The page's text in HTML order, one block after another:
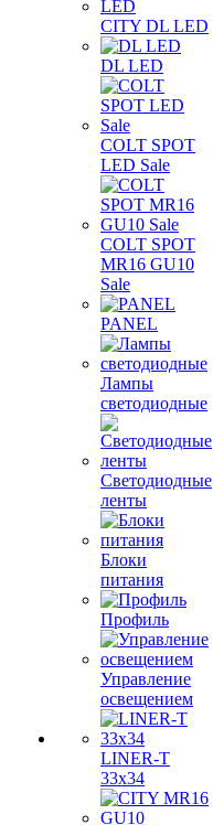
CITY DL LED
DL LED
COLT SPOT
LED Sale
COLT SPOT
MR16 GU10
Sale
PANEL
Лампы
светодиодные
Светодиодные
ленты
Блоки
питания
Профиль
Управление
освещением
LINER-T
33x34